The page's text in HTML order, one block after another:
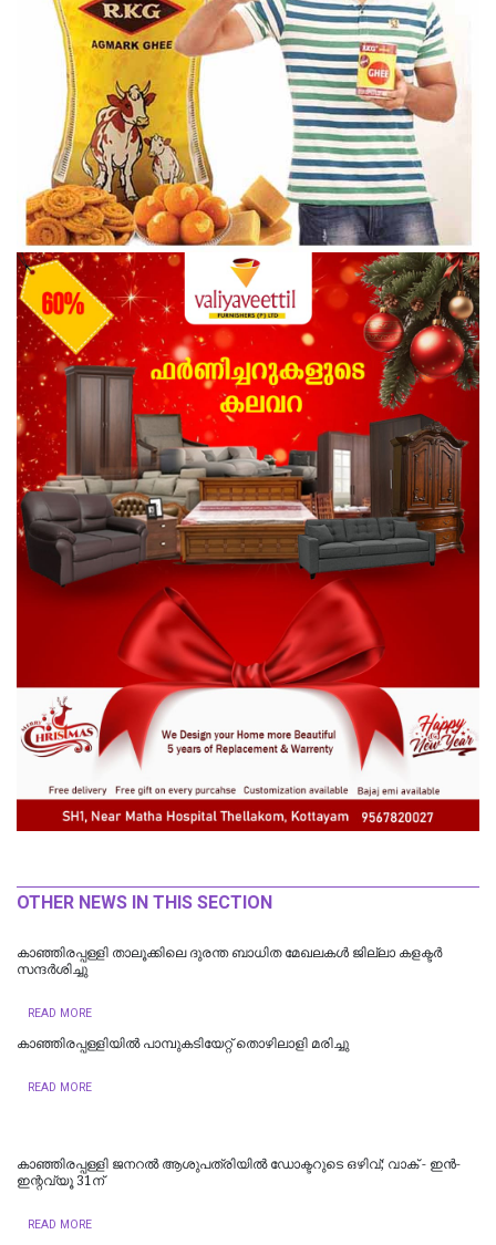
OTHER NEWS IN THIS SECTION
കാഞ്ഞിരപ്പള്ളി താലൂക്കിലെ ദുരന്ത ബാധിത മേഖലകള്‍ ജില്ലാ കളക്ടര്‍
സന്ദര്‍ശിച്ചു
READ MORE
കാഞ്ഞിരപ്പള്ളിയിൽ പാമ്പുകടിയേറ്റ് തൊഴിലാളി മരിച്ചു
READ MORE
കാഞ്ഞിരപ്പള്ളി ജനറൽ ആശുപത്രിയിൽ ഡോക്ടറുടെ ഒഴിവ്; വാക് - ഇൻ-
ഇന്റവ്യൂ 31ന്
READ MORE